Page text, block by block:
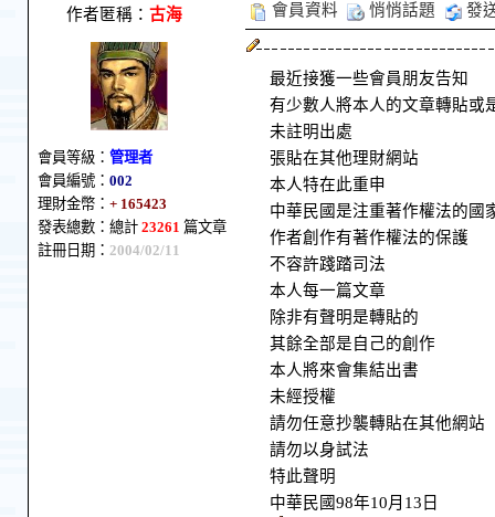
作者匿稱： 古海
會員等級： 管理者
會員編號： 002
理財金幣： + 165423
發表總數：總計 23261 篇文章
註冊日期： 2004/02/11
會員資料 悄悄話題 發
最近接獲一些會員朋友告知
有少數人將本人的文章轉貼或
未註明出處
張貼在其他理財網站
本人特在此重申
中華民國是注重著作權法的國
作者創作有著作權法的保護
不容許踐踏司法
本人每一篇文章
除非有聲明是轉貼的
其餘全部是自己的創作
本人將來會集結出書
未經授權
請勿任意抄襲轉貼在其他網站
請勿以身試法
特此聲明
中華民國98年10月13日